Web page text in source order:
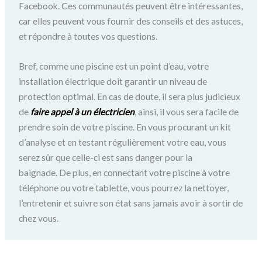
Facebook.Ces communautés peuvent être intéressantes,
car elles peuvent vous fournir des conseils et des astuces,
et répondre à toutes vos questions.
Bref, comme une piscine est un point d’eau, votre
installation électrique doit garantir un niveau de
protection optimal. En cas de doute, il sera plus judicieux
de faire appel à un électricien, ainsi, il vous sera facile de
prendre soin de votre piscine. En vous procurant un kit
d’analyse et en testant régulièrement votre eau, vous
serez sûr que celle-ci est sans danger pour la
baignade. De plus, en connectant votre piscine à votre
téléphone ou votre tablette, vous pourrez la nettoyer,
l’entretenir et suivre son état sans jamais avoir à sortir de
chez vous.